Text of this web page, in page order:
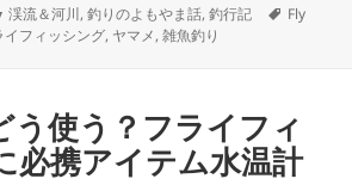
l
カ
テ
渓流＆河川,釣りのよもやま話,釣行記
タ
Fly
イフィッシング, ヤマメ,雑魚釣り
う使う？フライフィ
必携アイテム水温計